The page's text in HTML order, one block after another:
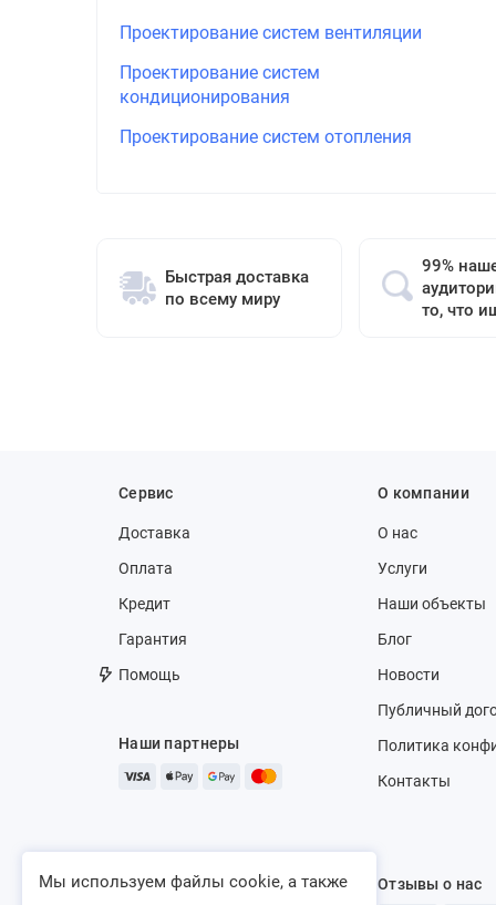
Проектирование систем вентиляции
Проектирование систем
кондиционирования
Проектирование систем отопления
Быстрая доставка
по всему миру
99%
то, что
Сервис
Доставка
Оплата
Кредит
Гарантия
Помощь
Наши партнеры
О компании
О нас
Услуги
Наши объекты
Блог
Новости
Публичный
Политика
Контакты
Отзывы о нас
Мы используем файлы cookie, а также